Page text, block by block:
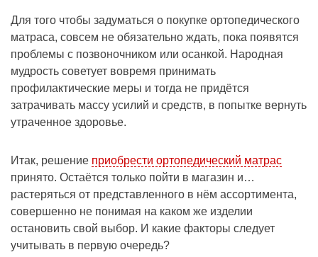
Для того чтобы задуматься о покупке ортопедического
матраса, совсем не обязательно ждать, пока появятся
проблемы с позвоночником или осанкой. Народная
мудрость советует вовремя принимать
профилактические меры и тогда не придётся
затрачивать массу усилий и средств, в попытке вернуть
утраченное здоровье.
Итак, решение приобрести ортопедический матрас
принято. Остаётся только пойти в магазин и…
растеряться от представленного в нём ассортимента,
совершенно не понимая на каком же изделии
остановить свой выбор. И какие факторы следует
учитывать в первую очередь?